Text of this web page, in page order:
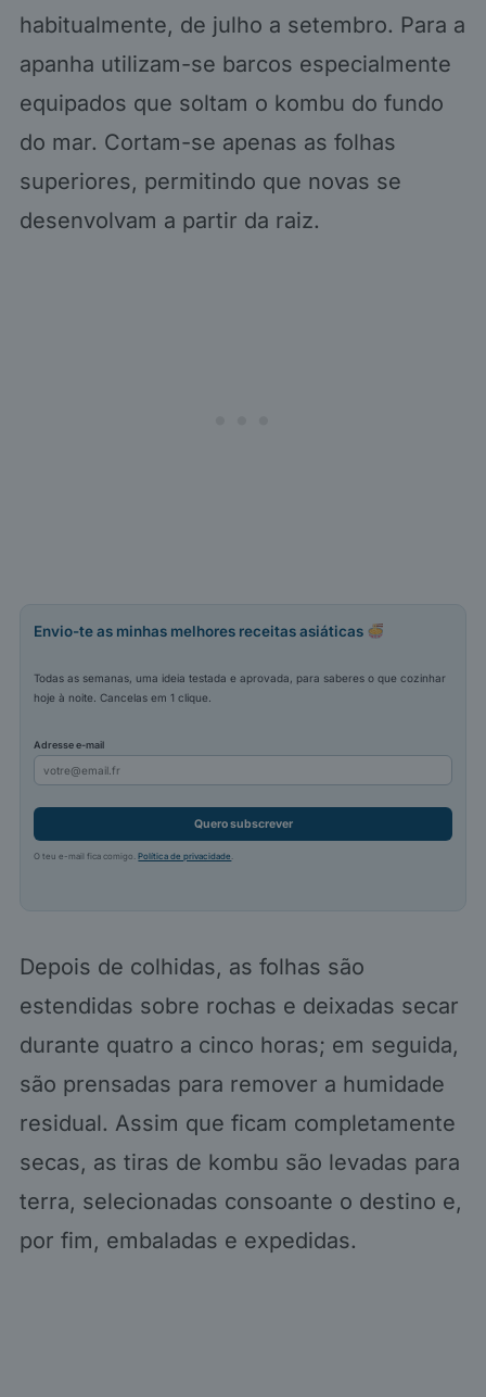
habitualmente, de julho a setembro. Para a
apanha utilizam-se barcos especialmente
equipados que soltam o kombu do fundo
do mar. Cortam-se apenas as folhas
superiores, permitindo que novas se
desenvolvam a partir da raiz.
Envio-te as minhas melhores receitas asiáticas
Todas as semanas, uma ideia testada e aprovada, para saberes o que cozinhar
hoje à noite. Cancelas em 1 clique.
Adresse e-mail
Quero subscrever
O teu e-mail fica comigo.Política de privacidade .
Depois de colhidas, as folhas são
estendidas sobre rochas e deixadas secar
durante quatro a cinco horas; em seguida,
são prensadas para remover a humidade
residual. Assim que ficam completamente
secas, as tiras de kombu são levadas para
terra, selecionadas consoante o destino e,
por fim, embaladas e expedidas.